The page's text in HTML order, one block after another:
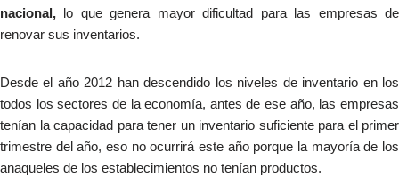
nacional, lo que genera mayor dificultad para las empresas de
renovar sus inventarios.
Desde el año 2012 han descendido los niveles de inventario en los
todos los sectores de la economía, antes de ese año, las empresas
tenían la capacidad para tener un inventario suficiente para el primer
trimestre del año, eso no ocurrirá este año porque la mayoría de los
anaqueles de los establecimientos no tenían productos.